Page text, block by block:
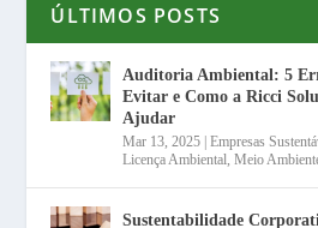
ÚLTIMOS POSTS
Auditoria Ambiental: 5
Evitar e Como a Ricci
Ajudar
Mar 13, 2025 |Empresas
Licença Ambiental,Meio
Sustentabilidade